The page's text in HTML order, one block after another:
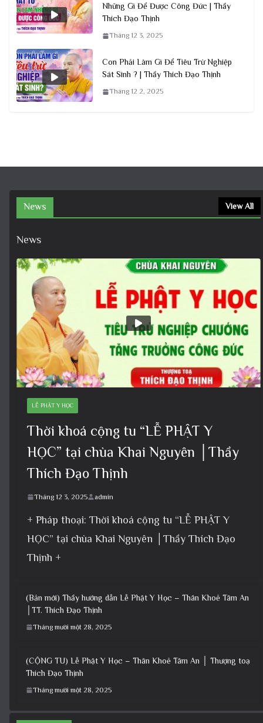
Những Gì Để Được Công Đức | Thầy
Thích Đạo Thịnh
Tháng 12 3, 2025
Con Phải Làm Gì Để Tiêu Trừ Nghiệp
Sát Sinh ? | Thầy Thích Đạo Thịnh
Tháng 12 2, 2025
News View All
News
LỄ PHẬT Y HỌC
Thời khoá cộng tu “LỄ PHẬT Y
HỌC” tại chùa Khai Nguyên │Thầy
Thích Đạo Thịnh
Tháng 12 3, 2025 admin
+ Pháp thoại: Thời khoá cộng tu “LỄ PHẬT Y
HỌC” tại chùa Khai Nguyên │Thầy Thích Đạo
Thịnh +
(Bản mới) Thầy hướng dẫn Lễ Phật Y Học – Thân Khoẻ Tâm An
│TT. Thích Đạo Thịnh
Tháng mười một 28, 2025
(CỘNG TU) Lễ Phật Y Học – Thân Khoẻ Tâm An │ Thượng toạ
Thích Đạo Thịnh
Tháng mười một 28, 2025